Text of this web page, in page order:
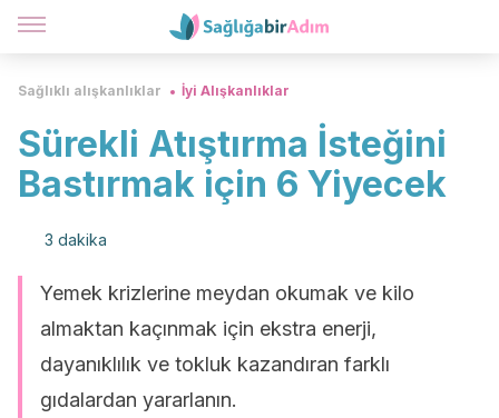
Sağlıklı alışkanlıklar İyi Alışkanlıklar
Sürekli Atıştırma İsteğini
Bastırmak için 6 Yiyecek
3 dakika
Yemek krizlerine meydan okumak ve kilo
almaktan kaçınmak için ekstra enerji,
dayanıklılık ve tokluk kazandıran farklı
gıdalardan yararlanın.